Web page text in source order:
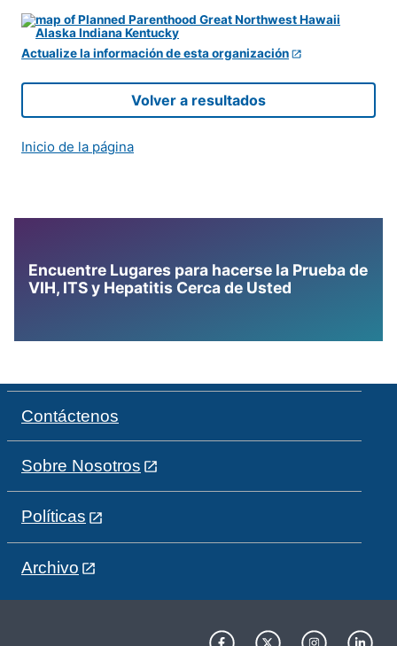
Actualize la información de esta organización
Volver a resultados
Inicio de la página
Encuentre Lugares para hacerse la Prueba de
VIH, ITS y Hepatitis Cerca de Usted
Contáctenos
Sobre Nosotros
Políticas
Archivo